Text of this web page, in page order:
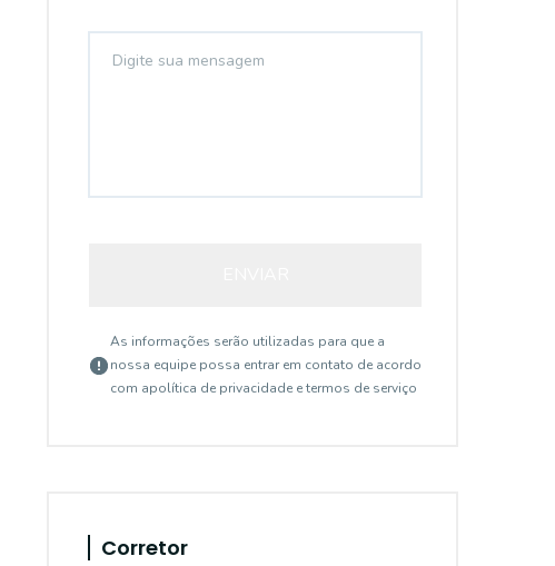
As informações serão utilizadas para que a
nossa equipe possa entrar em contato de acordo
com apolítica de privacidade e termos de serviço
Corretor